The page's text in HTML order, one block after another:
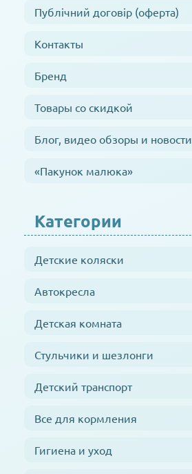
Публічний договір (оферта)
Контакты
Бренд
Товары со скидкой
Блог, видео обзоры и новости
«Пакунок малюка»
Категории
Детские коляски
Автокресла
Детская комната
Стульчики и шезлонги
Детский транспорт
Все для кормления
Гигиена и уход